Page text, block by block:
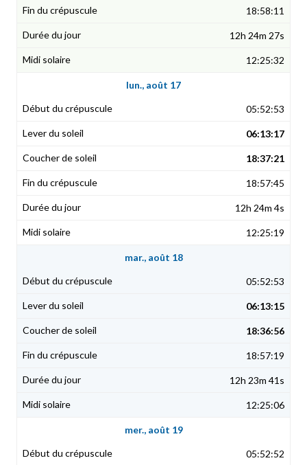
18:58:11
12h 24m 27s
12:25:32
lun., août 17
05:52:53
06:13:17
18:37:21
18:57:45
12h 24m 4s
12:25:19
mar., août 18
05:52:53
06:13:15
18:36:56
18:57:19
12h 23m 41s
12:25:06
mer., août 19
05:52:52